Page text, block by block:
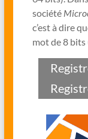
société
c’est à dire
mot de 8